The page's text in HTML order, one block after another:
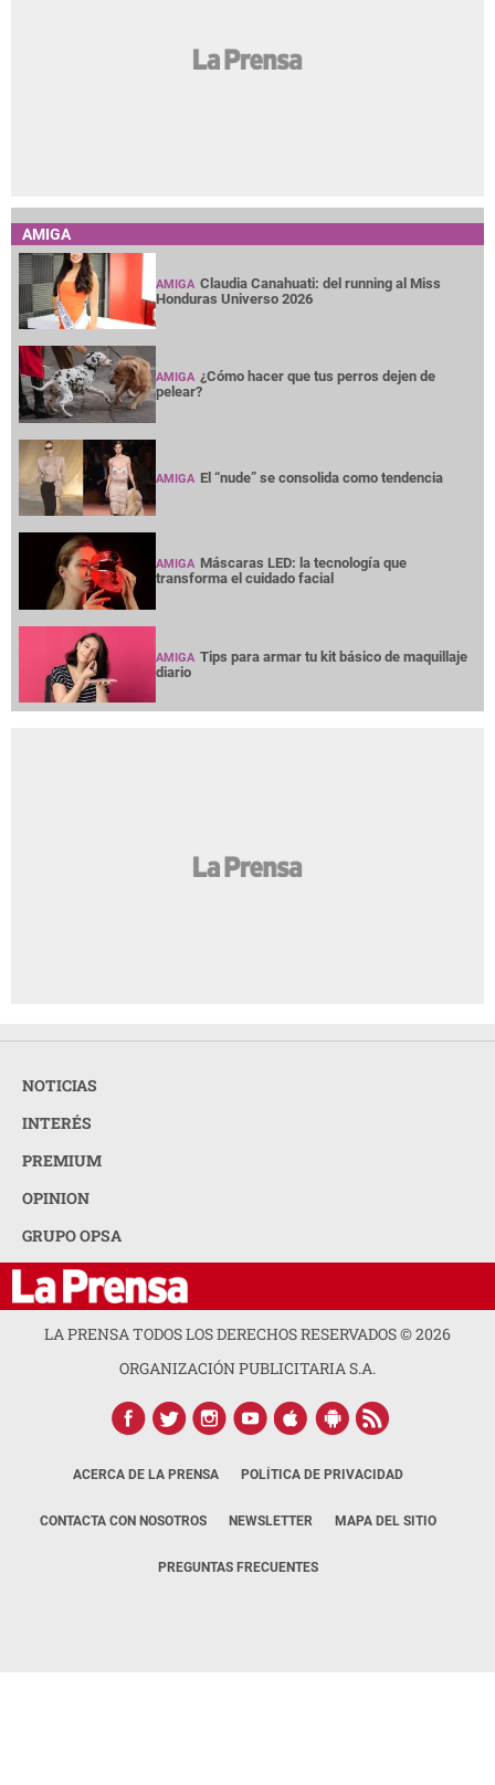
AMIGA
AMIGA Claudia Canahuati: del running al Miss
Honduras Universo 2026
AMIGA ¿Cómo hacer que tus perros dejen de
pelear?
AMIGA El “nude” se consolida como tendencia
AMIGA Máscaras LED: la tecnología que
transforma el cuidado facial
AMIGA Tips para armar tu kit básico de maquillaje
diario
NOTICIAS
INTERÉS
PREMIUM
OPINION
GRUPO OPSA
LA PRENSA TODOS LOS DERECHOS RESERVADOS ©2026
ORGANIZACIÓN PUBLICITARIA S.A.
ACERCA DE LA PRENSA POLÍTICA DE PRIVACIDAD
CONTACTA CON NOSOTROS NEWSLETTER MAPA DEL SITIO
PREGUNTAS FRECUENTES